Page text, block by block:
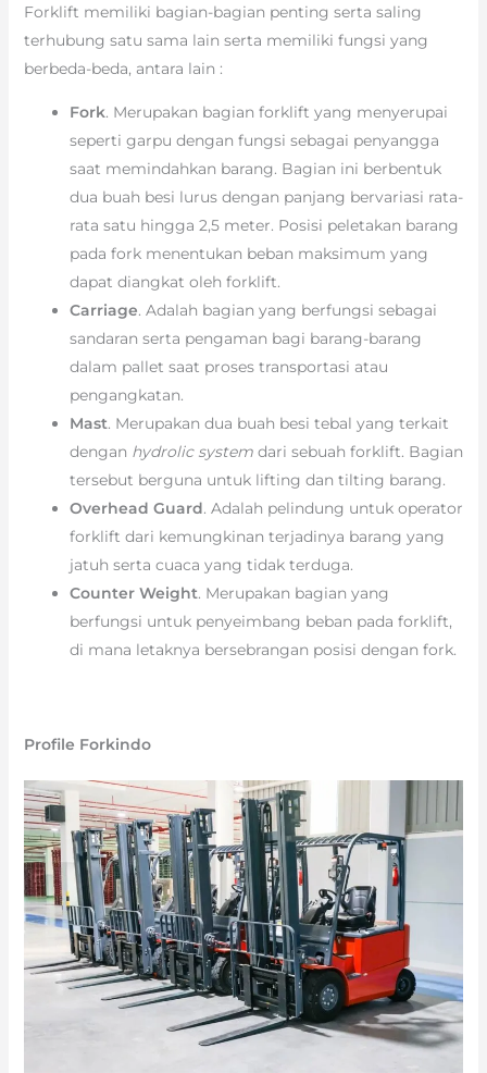
Forklift memiliki bagian-bagian penting serta saling
terhubung satu sama lain serta memiliki fungsi yang
berbeda-beda, antara lain :
Fork. Merupakan bagian forklift yang menyerupai
seperti garpu dengan fungsi sebagai penyangga
saat memindahkan barang. Bagian ini berbentuk
dua buah besi lurus dengan panjang bervariasi rata-
rata satu hingga 2,5 meter. Posisi peletakan barang
pada fork menentukan beban maksimum yang
dapat diangkat oleh forklift.
Carriage. Adalah bagian yang berfungsi sebagai
sandaran serta pengaman bagi barang-barang
dalam pallet saat proses transportasi atau
pengangkatan.
Mast. Merupakan dua buah besi tebal yang terkait
dengan hydrolic systemdari sebuah forklift. Bagian
tersebut berguna untuk lifting dan tilting barang.
Overhead Guard. Adalah pelindung untuk operator
forklift dari kemungkinan terjadinya barang yang
jatuh serta cuaca yang tidak terduga.
Counter Weight. Merupakan bagian yang
berfungsi untuk penyeimbang beban pada forklift,
di mana letaknya bersebrangan posisi dengan fork.
Profile Forkindo